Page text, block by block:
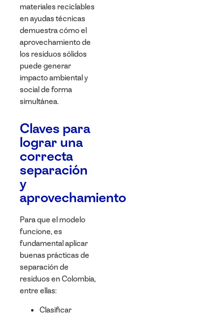
materiales reciclables
en ayudas técnicas
demuestra cómo el
aprovechamiento de
los residuos sólidos
puede generar
impacto ambiental y
social de forma
simultánea.
Claves para
lograr una
correcta
separación
y
aprovechamiento
Para que el modelo
funcione, es
fundamental aplicar
buenas prácticas de
separación de
residuos en Colombia,
entre ellas:
Clasificar